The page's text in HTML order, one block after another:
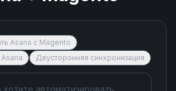
Asana с Magento
Двусторонняя синхронизация